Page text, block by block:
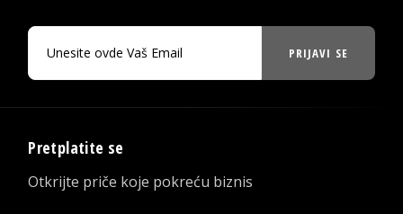
PRIJAVI SE
Pretplatite se
Otkrijte priče koje pokreću biznis